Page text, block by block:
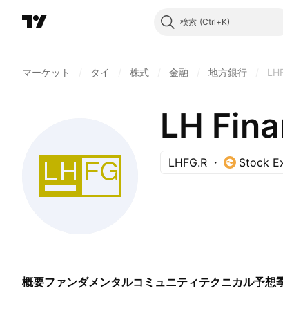
検索
マーケット タイ 株式 金融 地方銀行
LH
LHFG.R Stock
概要ファンダメンタルコミュニティテクニカル予想